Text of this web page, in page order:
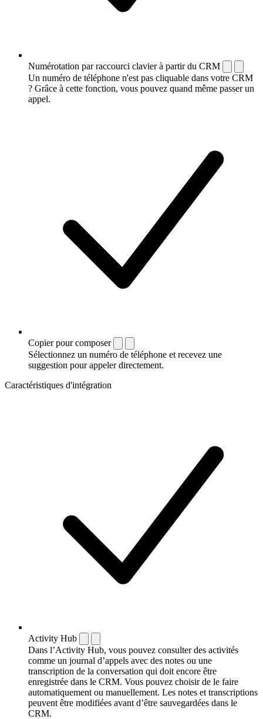
Numérotation par raccourci clavier à partir du CRM
Un numéro de téléphone n'est pas cliquable dans votre CRM
? Grâce à cette fonction, vous pouvez quand même passer un
appel.
Copier pour composer
Sélectionnez un numéro de téléphone et recevez une
suggestion pour appeler directement.
Caractéristiques d'intégration
Activity Hub
Dans l’Activity Hub, vous pouvez consulter des activités
comme un journal d’appels avec des notes ou une
transcription de la conversation qui doit encore être
enregistrée dans le CRM. Vous pouvez choisir de le faire
automatiquement ou manuellement. Les notes et transcriptions
peuvent être modifiées avant d’être sauvegardées dans le
CRM.